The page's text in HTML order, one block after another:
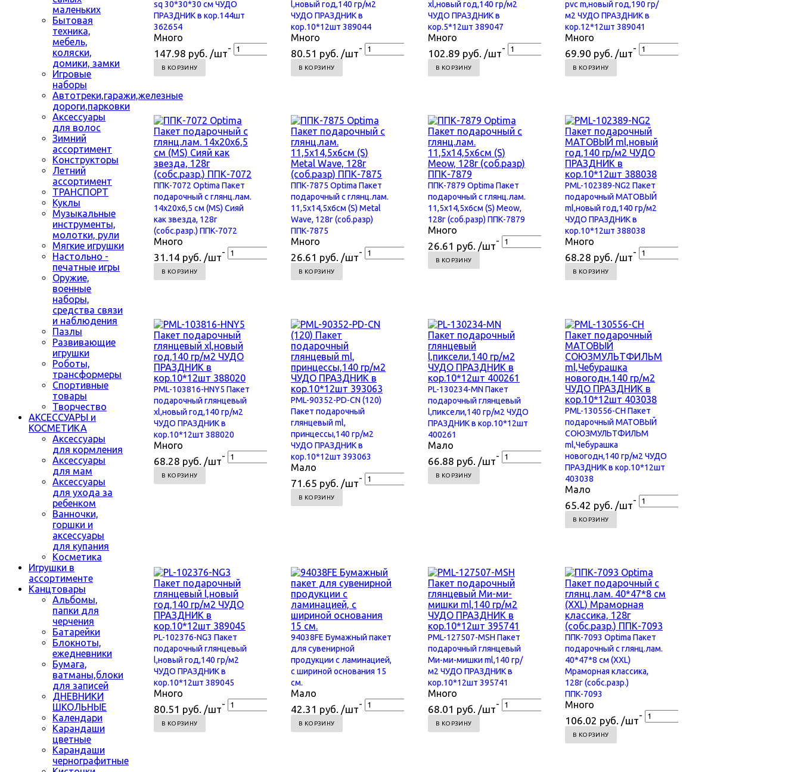
маленьких
Бытовая
техника,
мебель,
коляски,
домики, замки
Игровые
наборы
Автотреки,гаражи,железные
дороги,парковки
Аксессуары
для волос
Зимний
ассортимент
Конструкторы
Летний
ассортимент
ТРАНСПОРТ
Куклы
Музыкальные
инструменты,
молотки, рули
Мягкие игрушки
Настольно -
печатные игры
Оружие,
военные
наборы,
средства связи
и наблюдения
Пазлы
Развивающие
игрушки
Роботы,
трансформеры
Спортивные
товары
Творчество
АКСЕССУАРЫ и
КОСМЕТИКА
Аксессуары
для кормления
Аксессуары
для мам
Аксессуары
для ухода за
ребенком
Ванночки,
горшки и
аксессуары
для купания
Косметика
Игрушки в
ассортименте
Канцтовары
Альбомы,
папки для
черчения
Батарейки
Блокноты,
ежедневники
Бумага,
ватманы,блоки
для записей
ДНЕВНИКИ
ШКОЛЬНЫЕ
Календари
Карандаши
цветные
Карандаши
чернографитные
sq 30*30*30 см ЧУДО
ПРАЗДНИК в кор.144шт
362654
Много
147.98 руб. /шт- +
В КОРЗИНУ
l,новый год,140 гр/м2
ЧУДО ПРАЗДНИК в
кор.10*12шт 389044
Много
80.51 руб. /шт-
В КОРЗИНУ
xl,новый год,140 гр/м2
ЧУДО ПРАЗДНИК в
кор.5*12шт 389047
Много
102.89 руб. /шт- +
В КОРЗИНУ
pvc m,новый год,190 гр/
м2 ЧУДО ПРАЗДНИК в
кор.12*12шт 389041
Много
69.90 руб. /шт-
В КОРЗИНУ
ППК-7072 Optima Пакет
подарочный с глянц.лам.
14x20x6,5 см (МS) Сияй
как звезда, 128г
(собс.разр.) ППК-7072
Много
31.14 руб. /шт- +
В КОРЗИНУ
ППК-7875 Optima Пакет
подарочный с глянц.лам.
11,5x14,5x6см (S) Metal
Wave, 128г (соб.разр)
ППК-7875
Много
26.61 руб. /шт- +
В КОРЗИНУ
ППК-7879 Optima Пакет
подарочный с глянц.лам.
11,5x14,5x6см (S) Meow,
128г (соб.разр) ППК-7879
Много
26.61 руб. /шт-
В КОРЗИНУ
PML-102389-NG2 Пакет
подарочный МАТОВЫЙ
ml,новый год,140 гр/м2
ЧУДО ПРАЗДНИК в
кор.10*12шт 388038
Много
68.28 руб. /шт-
В КОРЗИНУ
PML-103816-HNY5 Пакет
подарочный глянцевый
xl,новый год,140 гр/м2
ЧУДО ПРАЗДНИК в
кор.10*12шт 388020
Много
68.28 руб. /шт- +
В КОРЗИНУ
PML-90352-PD-CN (120)
Пакет подарочный
глянцевый ml,
принцессы,140 гр/м2
ЧУДО ПРАЗДНИК в
кор.10*12шт 393063
Мало
71.65 руб. /шт-
В КОРЗИНУ
PL-130234-MN Пакет
подарочный глянцевый
l,пиксели,140 гр/м2 ЧУДО
ПРАЗДНИК в кор.10*12шт
400261
Мало
66.88 руб. /шт- +
В КОРЗИНУ
PML-130556-CH Пакет
подарочный МАТОВЫЙ
СОЮЗМУЛЬТФИЛЬМ
ml,Чебурашка
новогодн,140 гр/м2 ЧУДО
ПРАЗДНИК в кор.10*12шт
403038
Мало
65.42 руб. /шт-
В КОРЗИНУ
PL-102376-NG3 Пакет
подарочный глянцевый
l,новый год,140 гр/м2
ЧУДО ПРАЗДНИК в
кор.10*12шт 389045
Много
80.51 руб. /шт- +
В КОРЗИНУ
94038FE Бумажный пакет
для сувенирной
продукции с ламинацией,
с шириной основания 15
cм.
Мало
42.31 руб. /шт- +
В КОРЗИНУ
PML-127507-MSH Пакет
подарочный глянцевый
Ми-ми-мишки ml,140 гр/
м2 ЧУДО ПРАЗДНИК в
кор.10*12шт 395741
Много
68.01 руб. /шт-
В КОРЗИНУ
ППК-7093 Optima Пакет
подарочный с глянц.лам.
40*47*8 см (XXL)
Мраморная классика,
128г (собс.разр.)
ППК-7093
Много
106.02 руб. /шт-
В КОРЗИНУ